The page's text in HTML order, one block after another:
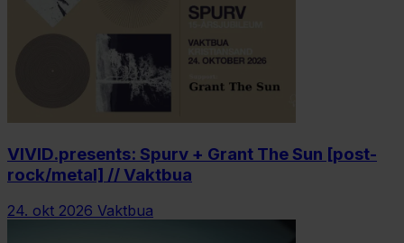
VIVID.presents: Spurv + Grant The Sun [post-
rock/metal] // Vaktbua
24. okt 2026 Vaktbua